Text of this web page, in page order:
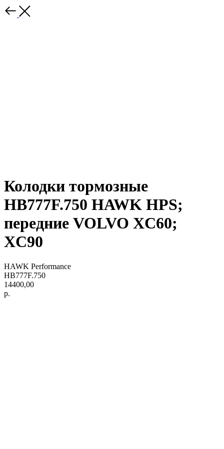
Колодки тормозные
HB777F.750 HAWK HPS;
передние VOLVO XC60;
XC90
HAWK Performance
HB777F.750
14400,00
р.